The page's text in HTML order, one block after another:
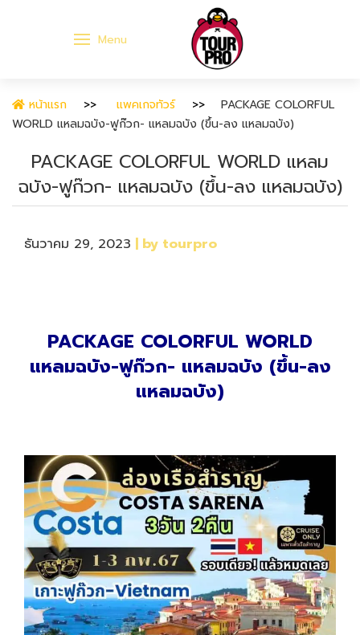
Menu
หน้าแรก แพคเกจทัวร์
PACKAGE COLORFUL
WORLD แหลมฉบัง-ฟูก๊วก- แหลมฉบัง (ขึ้น-ลง แหลมฉบัง)
PACKAGE COLORFUL WORLD แหลม
ฉบัง-ฟูก๊วก- แหลมฉบัง (ขึ้น-ลง แหลมฉบัง)
ธันวาคม 29, 2023 | by tourpro
PACKAGE COLORFUL WORLD
แหลมฉบัง-ฟูก๊วก- แหลมฉบัง (ขึ้น-ลง
แหลมฉบัง)